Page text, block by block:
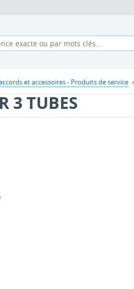
et accessoires - Produits de service
3 TUBES